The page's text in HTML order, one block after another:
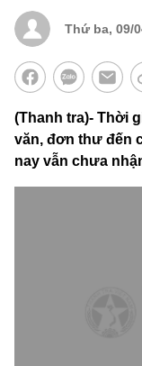
Thứ ba, 09/
(Thanh tra)- Thời
văn, đơn thư đến
nay vẫn chưa